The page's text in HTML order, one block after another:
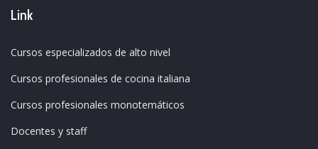
Link
Cursos especializados de alto nivel
Cursos profesionales de cocina italiana
Cursos profesionales monotemáticos
Docentes y staff